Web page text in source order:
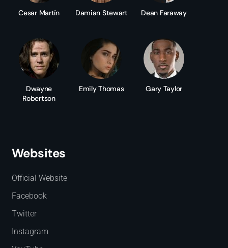
Cesar Martín Damian Stewart Dean Faraway
Dwayne
Robertson
Emily Thomas Gary Taylor
Websites
Official Website
Facebook
Twitter
Instagram